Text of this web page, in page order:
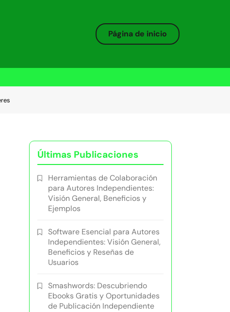
Página de inicio
Últimas Publicaciones
Herramientas de Colaboración
para Autores Independientes:
Visión General, Beneficios y
Ejemplos
Software Esencial para Autores
Independientes: Visión General,
Beneficios y Reseñas de
Usuarios
Smashwords: Descubriendo
Ebooks Gratis y Oportunidades
de Publicación Independiente